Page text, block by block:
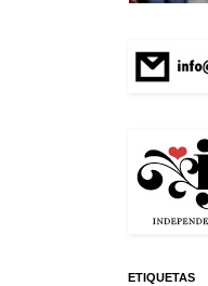
ETIQUETAS